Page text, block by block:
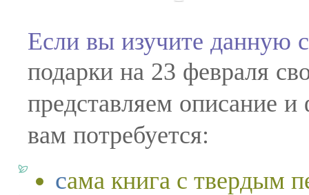
Если вы изучите данную
подарки на 23 февраля
представляем описание
вам потребуется:
сама книга с твердым